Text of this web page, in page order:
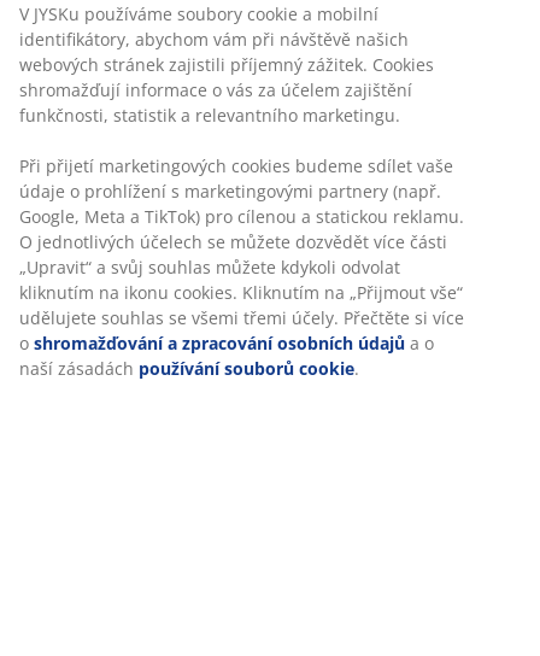
V JYSKu používáme soubory cookie a mobilní
identifikátory, abychom vám při návštěvě našich
webových stránek zajistili příjemný zážitek. Cookies
shromažďují informace o vás za účelem zajištění
funkčnosti, statistik a relevantního marketingu.
Při přijetí marketingových cookies budeme sdílet vaše
údaje o prohlížení s marketingovými partnery (např.
Google, Meta a TikTok) pro cílenou a statickou reklamu.
O jednotlivých účelech se můžete dozvědět více části
„Upravit“ a svůj souhlas můžete kdykoli odvolat
kliknutím na ikonu cookies. Kliknutím na „Přijmout vše“
udělujete souhlas se všemi třemi účely. Přečtěte si více
o shromažďování a zpracování osobních údajů a o
naší zásadách používání souborů cookie.